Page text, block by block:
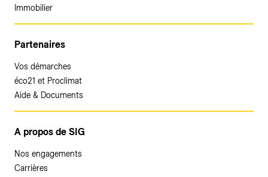
Immobilier
Partenaires
Vos démarches
éco21 et Proclimat
Aide & Documents
A propos de SIG
Nos engagements
Carrières